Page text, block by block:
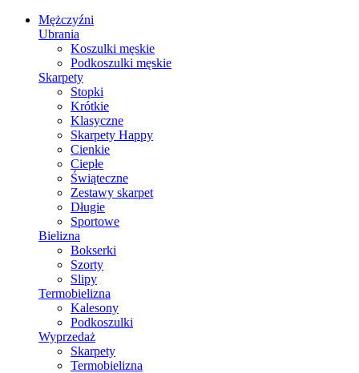
Mężczyźni
Ubrania
Koszulki męskie
Podkoszulki męskie
Skarpety
Stopki
Krótkie
Klasyczne
Skarpety Happy
Cienkie
Ciepłe
Świąteczne
Zestawy skarpet
Długie
Sportowe
Bielizna
Bokserki
Szorty
Slipy
Termobielizna
Kalesony
Podkoszulki
Wyprzedaż
Skarpety
Termobielizna